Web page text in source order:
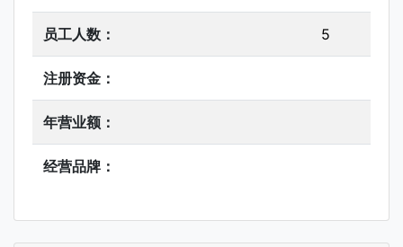
员工人数： 5
注册资金：
年营业额：
经营品牌：